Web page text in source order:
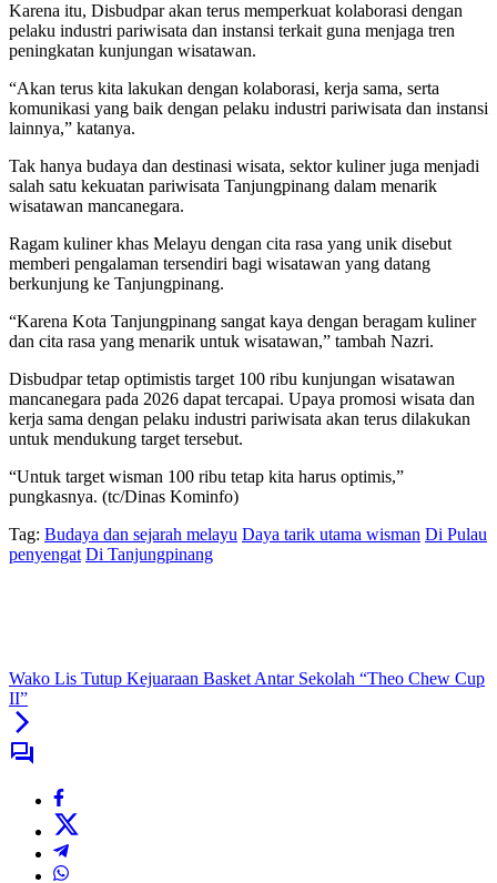
Karena itu, Disbudpar akan terus memperkuat kolaborasi dengan
pelaku industri pariwisata dan instansi terkait guna menjaga tren
peningkatan kunjungan wisatawan.
“Akan terus kita lakukan dengan kolaborasi, kerja sama, serta
komunikasi yang baik dengan pelaku industri pariwisata dan instansi
lainnya,” katanya.
Tak hanya budaya dan destinasi wisata, sektor kuliner juga menjadi
salah satu kekuatan pariwisata Tanjungpinang dalam menarik
wisatawan mancanegara.
Ragam kuliner khas Melayu dengan cita rasa yang unik disebut
memberi pengalaman tersendiri bagi wisatawan yang datang
berkunjung ke Tanjungpinang.
“Karena Kota Tanjungpinang sangat kaya dengan beragam kuliner
dan cita rasa yang menarik untuk wisatawan,” tambah Nazri.
Disbudpar tetap optimistis target 100 ribu kunjungan wisatawan
mancanegara pada 2026 dapat tercapai. Upaya promosi wisata dan
kerja sama dengan pelaku industri pariwisata akan terus dilakukan
untuk mendukung target tersebut.
“Untuk target wisman 100 ribu tetap kita harus optimis,”
pungkasnya. (tc/Dinas Kominfo)
Tag: Budaya dan sejarah melayu Daya tarik utama wisman Di Pulau
penyengat Di Tanjungpinang
Wako Lis Tutup Kejuaraan Basket Antar Sekolah “Theo Chew Cup
II”